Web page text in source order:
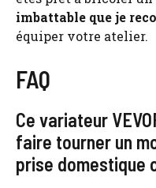
imbattable que je
équiper votre atelier.
FAQ
Ce variateur
faire tourner un
prise domestique